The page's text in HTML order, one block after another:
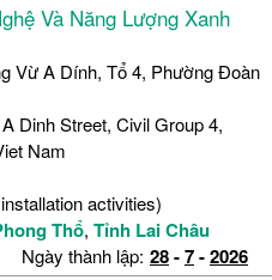
Và Năng Lượng Xanh
Vừ A Dính, Tổ 4, Phường Đoàn
Dinh Street, Civil Group 4,
Nam
activities)
Thổ, Tỉnh Lai Châu
Ngày thành lập: 28-7-2026